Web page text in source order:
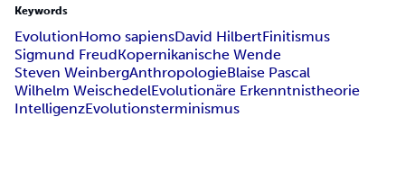
Keywords
EvolutionHomo sapiensDavid HilbertFinitismus
Sigmund FreudKopernikanische Wende
Steven WeinbergAnthropologieBlaise Pascal
Wilhelm WeischedelEvolutionäre Erkenntnistheorie
IntelligenzEvolutionsterminismus